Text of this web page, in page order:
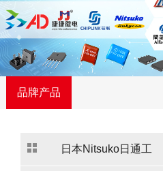
品牌产品
日本Nitsuko日通工